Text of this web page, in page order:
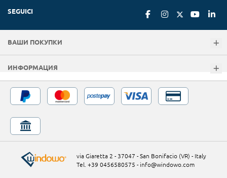
SEGUICI
ВАШИ ПОКУПКИ
ИНФОРМАЦИЯ
via Giaretta 2 - 37047 - San Bonifacio (VR) - Italy
Tel. +39 0456580575 - info@windowo.com